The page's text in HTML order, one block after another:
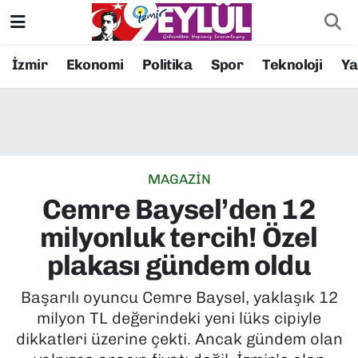
İzmir Ekonomi Politika Spor Teknoloji
MAGAZİN
Cemre Baysel’den 12
milyonluk tercih! Özel
plakası gündem oldu
Başarılı oyuncu Cemre Baysel, yaklaşık 12
milyon TL değerindeki yeni lüks cipiyle
dikkatleri üzerine çekti. Ancak gündem olan
Resmi İlanlar
EKONOMİ
KÜLTÜR SANAT
MAGAZİN
POLİTİKA
Konak Nöbetçi Eczaneler
Süper Lig Puan Durumu ve Fikstür
Tüm Manşetler
Son Dakika Haberleri
Haber Arşivi